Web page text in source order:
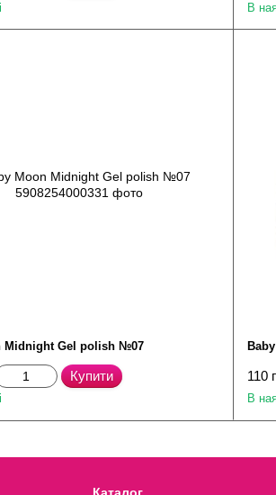
В
Midnight Gel polish №07
Купити 110
В